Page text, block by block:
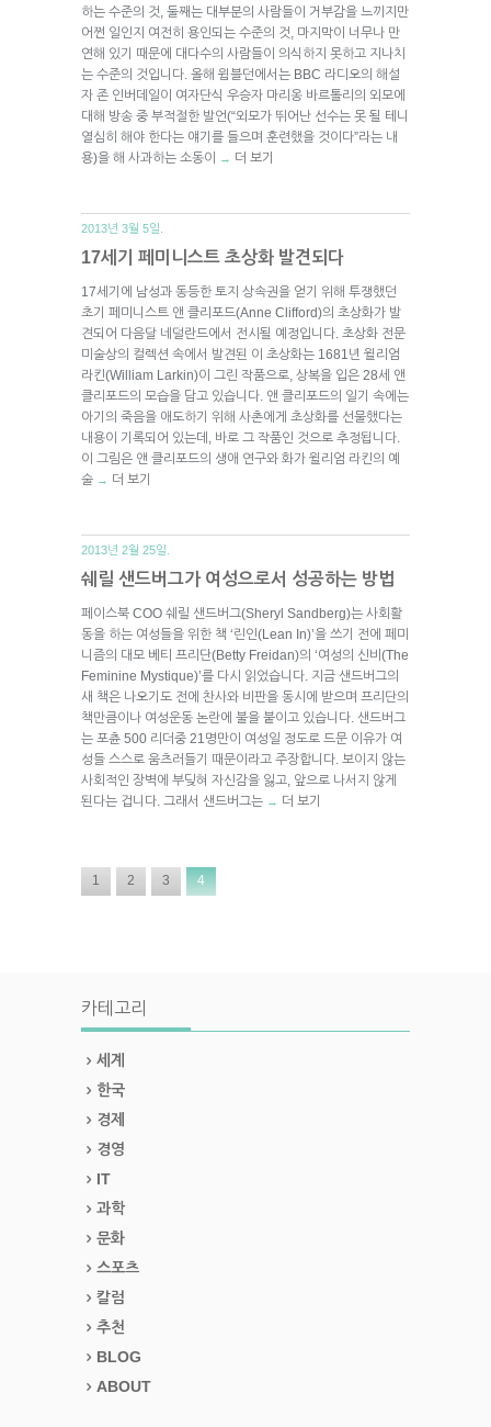
하는 수준의 것, 둘째는 대부분의 사람들이 거부감을 느끼지만
어쩐 일인지 여전히 용인되는 수준의 것, 마지막이 너무나 만
연해 있기 때문에 대다수의 사람들이 의식하지 못하고 지나치
는 수준의 것입니다. 올해 윔블던에서는 BBC 라디오의 해설
자 존 인버데일이 여자단식 우승자 마리옹 바르톨리의 외모에
대해 방송 중 부적절한 발언(“외모가 뛰어난 선수는 못 될 테니
열심히 해야 한다는 얘기를 들으며 훈련했을 것이다”라는 내
용)을 해 사과하는 소동이
→ 더 보기
2013년 3월 5일.
17세기 페미니스트 초상화 발견되다
17세기에 남성과 동등한 토지 상속권을 얻기 위해 투쟁했던
초기 페미니스트 앤 클리포드(Anne Clifford)의 초상화가 발
견되어 다음달 네덜란드에서 전시될 예정입니다. 초상화 전문
미술상의 컬렉션 속에서 발견된 이 초상화는 1681년 윌리엄
라킨(William Larkin)이 그린 작품으로, 상복을 입은 28세 앤
클리포드의 모습을 담고 있습니다. 앤 클리포드의 일기 속에는
아기의 죽음을 애도하기 위해 사촌에게 초상화를 선물했다는
내용이 기록되어 있는데, 바로 그 작품인 것으로 추정됩니다.
이 그림은 앤 클리포드의 생애 연구와 화가 윌리엄 라킨의 예
술 → 더 보기
2013년 2월 25일.
쉐릴 샌드버그가 여성으로서 성공하는 방법
페이스북 COO 쉐릴 샌드버그(Sheryl Sandberg)는 사회활
동을 하는 여성들을 위한 책 ‘린인(Lean In)’을 쓰기 전에 페미
니즘의 대모 베티 프리단(Betty Freidan)의 ‘여성의 신비(The
Feminine Mystique)’를 다시 읽었습니다. 지금 샌드버그의
새 책은 나오기도 전에 찬사와 비판을 동시에 받으며 프리단의
책만큼이나 여성운동 논란에 불을 붙이고 있습니다. 샌드버그
는 포츈 500 리더중 21명만이 여성일 정도로 드문 이유가 여
성들 스스로 움츠러들기 때문이라고 주장합니다. 보이지 않는
사회적인 장벽에 부딪혀 자신감을 잃고, 앞으로 나서지 않게
된다는 겁니다. 그래서 샌드버그는 → 더 보기
1 2 3 4
카테고리
세계
한국
경제
경영
IT
과학
문화
스포츠
칼럼
추천
BLOG
ABOUT